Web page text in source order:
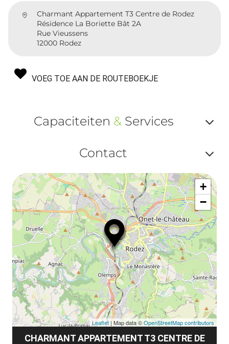
Charmant Appartement T3 Centre de Rodez
Résidence La Boriette Bât 2A
Rue Vieussens
12000 Rodez
VOEG TOE AAN DE ROUTEBOEKJE
Capaciteiten &Services
ou
Contact
ou
CHARMANT APPARTEMENT T3 CENTRE DE
+
−
Leaflet | Map data ©OpenStreetMap contributors